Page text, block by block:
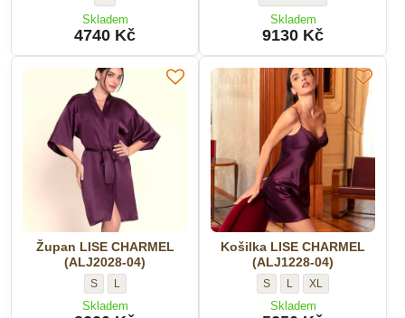
LISE
CHARMEL
23)
-
Velikost:
Skladem
4740 Kč
hedvábný
LISE
(ALJ2091-
Velikost:
Skladem
9130 Kč
Župan LISE CHARMEL
(ALJ2028-04)
Župan
LISE
S
Župan
LISE
L
Skladem
Košilka LISE CHARMEL
(ALJ1228-04)
Košilka
LISE
S
Košilka
LISE
L
Košilka
LISE
XL
Skladem